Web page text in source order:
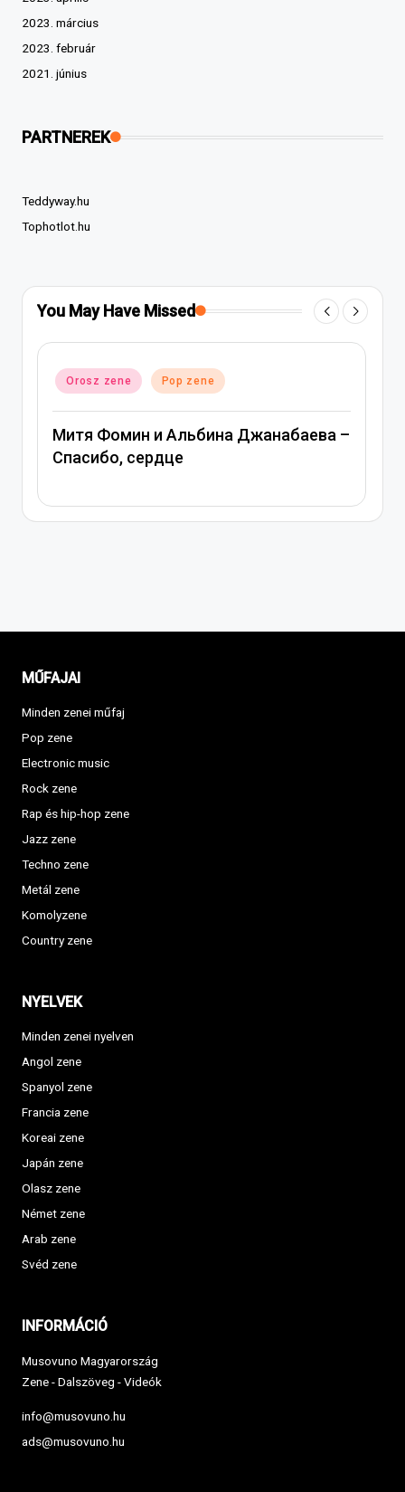
2023. március
2023. február
2021. június
PARTNEREK
Teddyway.hu
Tophotlot.hu
You May Have Missed
Posted
in
Orosz zene Pop zene
Митя Фомин и Альбина Джанабаева –
Спасибо, сердце
MŰFAJAI
Minden zenei műfaj
Pop zene
Electronic music
Rock zene
Rap és hip-hop zene
Jazz zene
Techno zene
Metál zene
Komolyzene
Country zene
NYELVEK
Minden zenei nyelven
Angol zene
Spanyol zene
Francia zene
Koreai zene
Japán zene
Olasz zene
Német zene
Arab zene
Svéd zene
INFORMÁCIÓ
Musovuno Magyarország
Zene - Dalszöveg - Videók
info@musovuno.hu
ads@musovuno.hu